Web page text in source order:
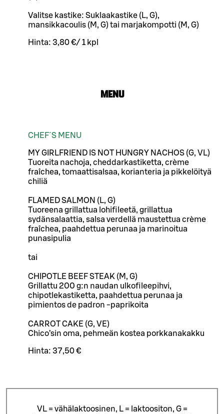
Valitse kastike: Suklaakastike (L, G),
mansikkacoulis (M, G) tai marjakompotti (M, G)
Hinta: 3,80 €/ 1 kpl
MENU
CHEF´S MENU
MY GIRLFRIEND IS NOT HUNGRY NACHOS (G, VL)
Tuoreita nachoja, cheddarkastiketta, crème
fraîchea, tomaattisalsaa, korianteria ja pikkelöityä
chiliä
FLAMED SALMON (L, G)
Tuoreena grillattua lohifileetä, grillattua
sydänsalaattia, salsa verdellä maustettua crème
fraîchea, paahdettua perunaa ja marinoitua
punasipulia
tai
CHIPOTLE BEEF STEAK (M, G)
Grillattu 200 g:n naudan ulkofileepihvi,
chipotlekastiketta, paahdettua perunaa ja
pimientos de padron -paprikoita
CARROT CAKE (G, VE)
Chico’sin oma, pehmeän kostea porkkanakakku
Hinta: 37,50 €
VL = vähälaktoosinen, L = laktoositon, G =